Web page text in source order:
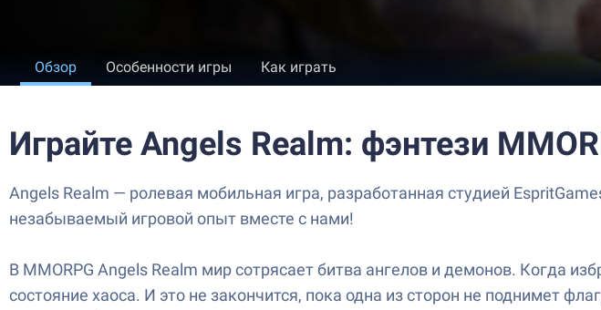
Обзор Особенности игры Как играть
Играйте Angels Realm: фэнтези
Angels Realm — ролевая мобильная игра, разработанная студией
незабываемый игровой опыт вместе с нами!
В MMORPG Angels Realm мир сотрясает битва ангелов и демонов. Когда
состояние хаоса. И это не закончится, пока одна из сторон не поднимет